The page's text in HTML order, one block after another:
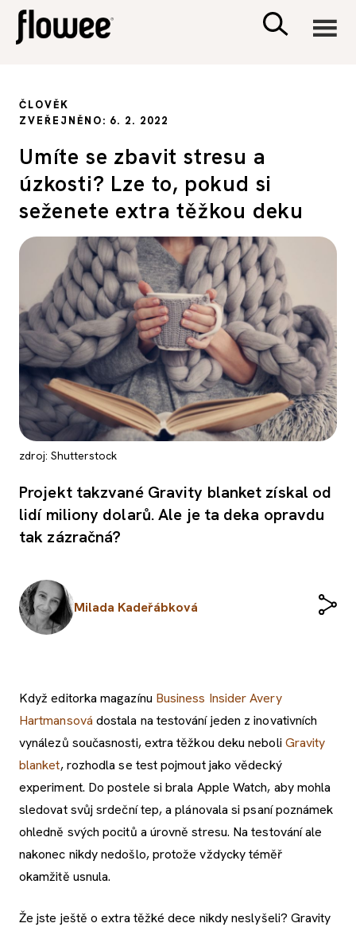
PSYCHOLOGIE
SEX A VZTAHY
PORADNA
ČLOVĚK
ZVEŘEJNĚNO: 6. 2. 2022
Umíte se zbavit stresu a
úzkosti? Lze to, pokud si
seženete extra těžkou deku
zdroj: Shutterstock
Projekt takzvané Gravity blanket získal od
lidí miliony dolarů. Ale je ta deka opravdu
tak zázračná?
Milada Kadeřábková
Když editorka magazínu Business Insider Avery
Hartmansová dostala na testování jeden z inovativních
vynálezů současnosti, extra těžkou deku neboli Gravity
blanket, rozhodla se test pojmout jako vědecký
experiment. Do postele si brala Apple Watch, aby mohla
sledovat svůj srdeční tep, a plánovala si psaní poznámek
ohledně svých pocitů a úrovně stresu. Na testování ale
nakonec nikdy nedošlo, protože vždycky téměř
okamžitě usnula.
Že jste ještě o extra těžké dece nikdy neslyšeli? Gravity